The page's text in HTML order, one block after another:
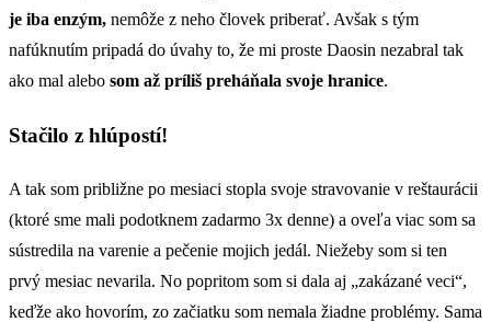
je iba enzým, nemôže z neho človek priberať. Avšak s tým
nafúknutím pripadá do úvahy to, že mi proste Daosin nezabral tak
ako mal alebo som až príliš preháňala svoje hranice.
Stačilo z hlúpostí!
A tak som približne po mesiaci stopla svoje stravovanie v reštaurácii
(ktoré sme mali podotknem zadarmo 3x denne) a oveľa viac som sa
sústredila na varenie a pečenie mojich jedál. Niežeby som si ten
prvý mesiac nevarila. No popritom som si dala aj „zakázané veci“,
keďže ako hovorím, zo začiatku som nemala žiadne problémy. Sama